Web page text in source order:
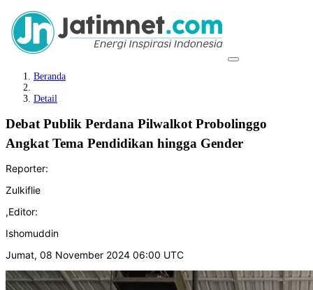
Beranda
Detail
Debat Publik Perdana Pilwalkot Probolinggo
Angkat Tema Pendidikan hingga Gender
Reporter:
Zulkiflie
,Editor:
Ishomuddin
Jumat, 08 November 2024 06:00 UTC